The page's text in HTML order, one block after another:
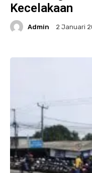
Kecelakaan
Admin 2 Januari